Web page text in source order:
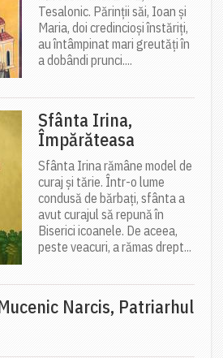
Tesalonic. Părinții săi, Ioan și
Maria, doi credincioși înstăriți,
au întâmpinat mari greutăți în
a dobândi prunci....
Sfânta Irina,
Împărăteasa
Sfânta Irina rămâne model de
curaj și tărie. Într-o lume
condusă de bărbați, sfânta a
avut curajul să repună în
Biserici icoanele. De aceea,
peste veacuri, a rămas drept...
Narcis, Patriarhul